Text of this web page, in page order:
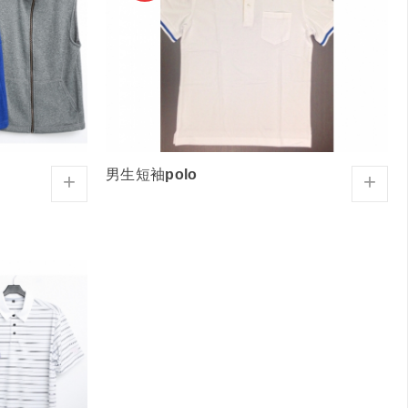
+ 男生短袖polo +